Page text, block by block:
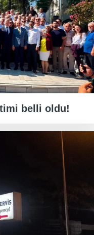
belli oldu!